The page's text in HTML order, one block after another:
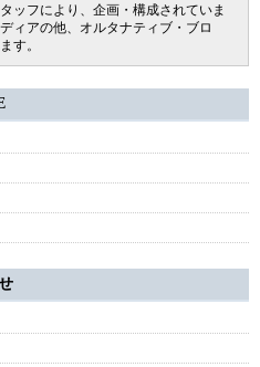
ッフにより、企画・構成されていま
ィアの他、オルタナティブ・ブロ
す。